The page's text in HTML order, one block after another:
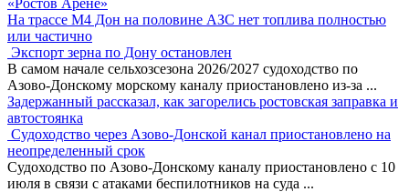
«Ростов Арене»
На трассе М4 Дон на половине АЗС нет топлива полностью
или частично
Экспорт зерна по Дону остановлен
В самом начале сельхозсезона 2026/2027 судоходство по
Азово-Донскому морскому каналу приостановлено из-за ...
Задержанный рассказал, как загорелись ростовская заправка и
автостоянка
Судоходство через Азово-Донской канал приостановлено на
неопределенный срок
Судоходство по Азово-Донскому каналу приостановлено с 10
июля в связи с атаками беспилотников на суда ...